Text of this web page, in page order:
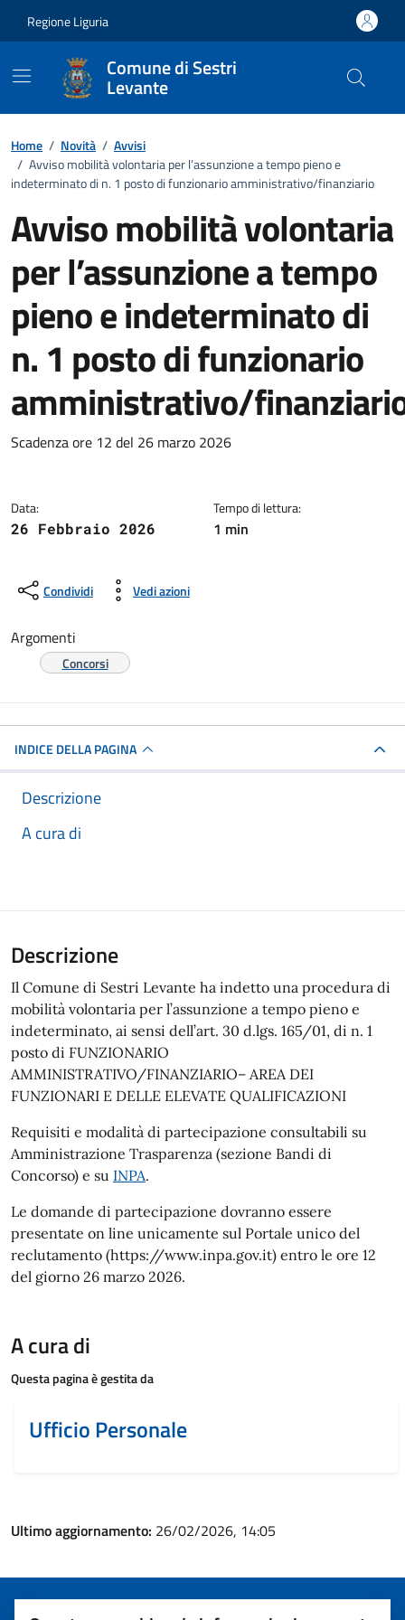
Regione Liguria
Comune di Sestri
Levante
Home / Novità / Avvisi
/ Avviso mobilità volontaria per l’assunzione a tempo pieno e
indeterminato di n. 1 posto di funzionario amministrativo/finanziario
Avviso mobilità volontaria
per l’assunzione a tempo
pieno e indeterminato di
n. 1 posto di funzionario
amministrativo/
Dettagli della notizia
Scadenza ore 12 del 26 marzo 2026
Data:
26 Febbraio 2026
Tempo di lettura:
1 min
Condividi Vedi azioni
Argomenti
Concorsi
INDICE DELLA PAGINA
Descrizione
A cura di
Descrizione
Il Comune di Sestri Levante ha indetto una procedura di
mobilità volontaria per l’assunzione a tempo pieno e
indeterminato, ai sensi dell’art. 30 d.lgs. 165/01, di n. 1
posto di FUNZIONARIO
AMMINISTRATIVO/FINANZIARIO– AREA DEI
FUNZIONARI E DELLE ELEVATE QUALIFICAZIONI
Requisiti e modalità di partecipazione consultabili su
Amministrazione Trasparenza (sezione Bandi di
Concorso) e su INPA.
Le domande di partecipazione dovranno essere
presentate on line unicamente sul Portale unico del
reclutamento (https://www.inpa.gov.it) entro le ore 12
del giorno 26 marzo 2026.
A cura di
Questa pagina è gestita da
Ufficio Personale
Ultimo aggiornamento: 26/02/2026, 14:05